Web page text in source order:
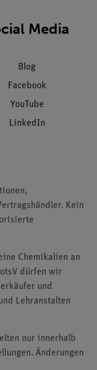
Media
Blog
Facebook
YouTube
LinkedIn
Kein
Chemikalien an
dürfen wir
und
Lehranstalten
nur innerhalb
Änderungen